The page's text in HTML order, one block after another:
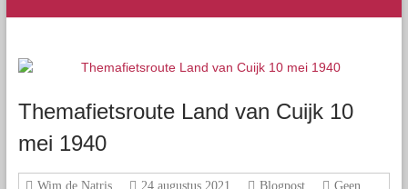
Themafietsroute Land van Cuijk 10
mei 1940
Wim de Natris 24 augustus 2021 Blogpost
Geen